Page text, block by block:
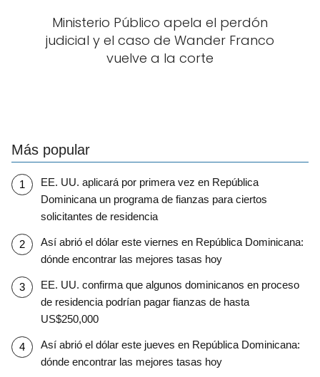
Ministerio Público apela el perdón
judicial y el caso de Wander Franco
vuelve a la corte
Más popular
EE. UU. aplicará por primera vez en República
Dominicana un programa de fianzas para ciertos
solicitantes de residencia
Así abrió el dólar este viernes en República Dominicana:
dónde encontrar las mejores tasas hoy
EE. UU. confirma que algunos dominicanos en proceso
de residencia podrían pagar fianzas de hasta
US$250,000
Así abrió el dólar este jueves en República Dominicana:
dónde encontrar las mejores tasas hoy